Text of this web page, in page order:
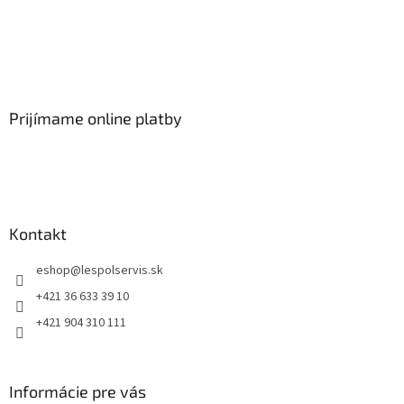
Prijímame online platby
Kontakt
eshop@lespolservis.sk
+421 36 633 39 10
+421 904 310 111
Informácie pre vás